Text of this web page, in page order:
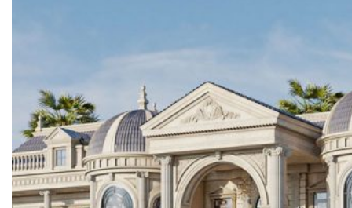
VAN NGĂN DÒNG CHẢY NGƯỢC
VAN GIẢM ÁP
VAN CÂN BẰNG